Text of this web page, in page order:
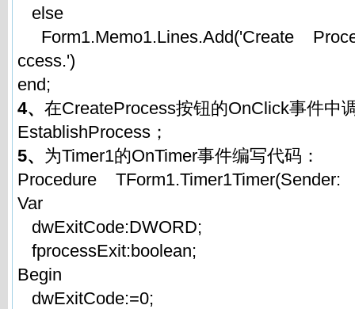
else
Form1.Memo1.Lines.Add('Create
ccess.')
end;
4、 在CreateProcess按钮的OnClick事件中
EstablishProcess；
5、 为Timer1的OnTimer事件编写代码：
Procedure
Var
dwExitCode:DWORD;
fprocessExit:boolean;
Begin
dwExitCode:=0;